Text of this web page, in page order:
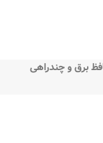
برق و چندراهی